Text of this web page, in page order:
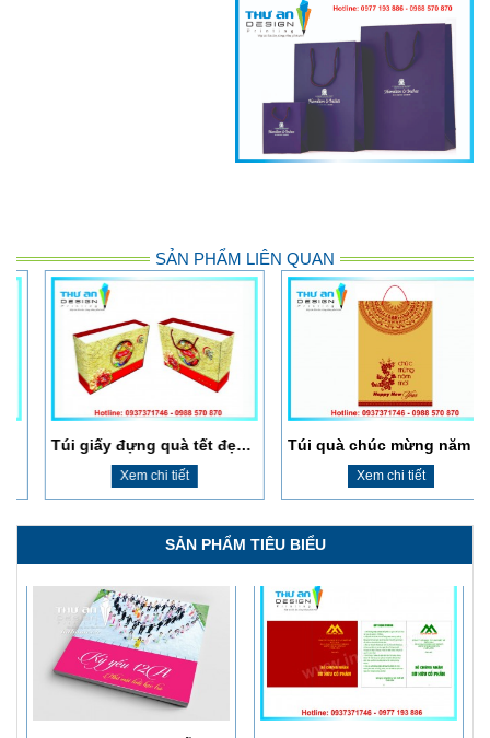
SẢN PHẨM LIÊN QUAN
Túi giấy đựng quà tết đẹp Hà Nội
Xem chi tiết
Túi quà chúc mừng năm mới
Xem chi tiết
SẢN PHẨM TIÊU BIỂU
In sổ cổ đông lấy ngay, giá rẻ, chất lượng cao
Xem chi tiết Xem chi tiết
Xem chi tiết
In sổ cổ đông lấy ngay, giá rẻ, chất lượng cao
Xem chi tiết